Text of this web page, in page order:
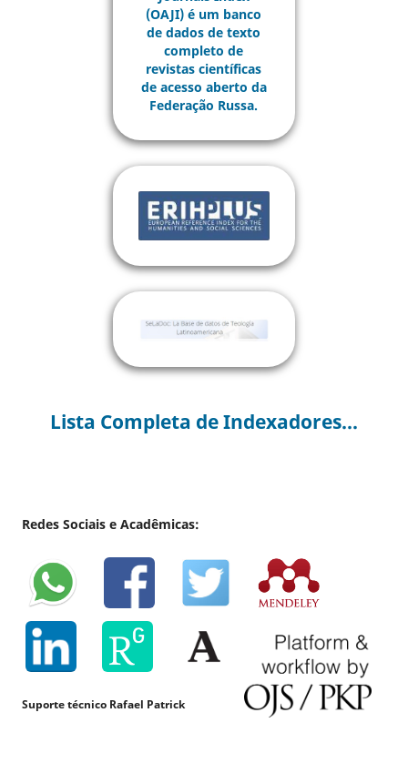
Lista Completa de Indexadores...
Redes Sociais e Acadêmicas:
Suporte técnico Rafael Patrick